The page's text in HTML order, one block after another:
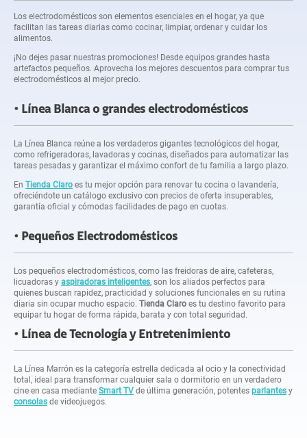
Los electrodomésticos son elementos esenciales en el hogar, ya que
facilitan las tareas diarias como cocinar, limpiar, ordenar y cuidar los
alimentos.
¡No dejes pasar nuestras promociones! Desde equipos grandes hasta
artefactos pequeños. Aprovecha los mejores descuentos para comprar tus
electrodomésticos al mejor precio.
Línea Blanca o grandes electrodomésticos
La Línea Blanca reúne a los verdaderos gigantes tecnológicos del hogar,
como refrigeradoras, lavadoras y cocinas, diseñados para automatizar las
tareas pesadas y garantizar el máximo confort de tu familia a largo plazo.
En Tienda Claro es tu mejor opción para renovar tu cocina o lavandería,
ofreciéndote un catálogo exclusivo con precios de oferta insuperables,
garantía oficial y cómodas facilidades de pago en cuotas.
Pequeños Electrodomésticos
Los pequeños electrodomésticos, como las freidoras de aire, cafeteras,
licuadoras y aspiradoras inteligentes, son los aliados perfectos para
quienes buscan rapidez, practicidad y soluciones funcionales en su rutina
diaria sin ocupar mucho espacio. Tienda Claro es tu destino favorito para
equipar tu hogar de forma rápida, barata y con total seguridad.
Línea de Tecnología y Entretenimiento
La Línea Marrón es la categoría estrella dedicada al ocio y la conectividad
total, ideal para transformar cualquier sala o dormitorio en un verdadero
cine en casa mediante Smart TV de última generación, potentes parlantes y
consolas de videojuegos.